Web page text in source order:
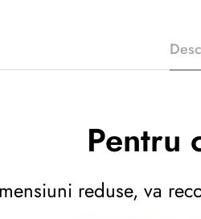
Pentru
reduse, va